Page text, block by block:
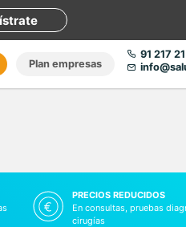
Plan empresas
91 217
PRECIOS REDUCIDOS
En consultas, pruebas
cirugías